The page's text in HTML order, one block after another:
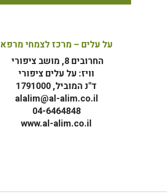
על עלים – מרכז לצמחי מרפא
החרובים 8, מושב ציפורי
וויז: על עלים ציפורי
ד"נ המוביל, 1791000
alalim@al-alim.co.il
04-6464848
www.al-alim.co.il